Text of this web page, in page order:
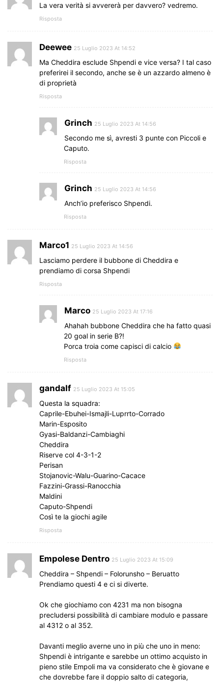
La vera verità si avvererà per davvero? vedremo.
Risposta
Deewee 25 Luglio 2023 At 14:52
Ma Cheddira esclude Shpendi e vice versa? I tal caso
preferirei il secondo, anche se è un azzardo almeno è
di proprietà
Risposta
Grinch 25 Luglio 2023 At 14:56
Secondo me sì, avresti 3 punte con Piccoli e
Caputo.
Risposta
Grinch 25 Luglio 2023 At 14:56
Anch’io preferisco Shpendi.
Risposta
Marco1 25 Luglio 2023 At 14:56
Lasciamo perdere il bubbone di Cheddira e
prendiamo di corsa Shpendi
Risposta
Marco 25 Luglio 2023 At 17:16
Ahahah bubbone Cheddira che ha fatto quasi
20 goal in serie B?!
Porca troia come capisci di calcio
Risposta
gandalf 25 Luglio 2023 At 15:05
Questa la squadra:
Caprile-Ebuhei-Ismajli-Luprrto-Corrado
Marin-Esposito
Gyasi-Baldanzi-Cambiaghi
Cheddira
Riserve col 4-3-1-2
Perisan
Stojanovic-Walu-Guarino-Cacace
Fazzini-Grassi-Ranocchia
Maldini
Caputo-Shpendi
Così te la giochi agile
Risposta
Empolese Dentro 25 Luglio 2023 At 15:09
Cheddira – Shpendi – Folorunsho – Beruatto
Prendiamo questi 4 e ci si diverte.
Ok che giochiamo con 4231 ma non bisogna
precludersi possibilità di cambiare modulo e passare
al 4312 o al 352.
Davanti meglio averne uno in più che uno in meno:
Shpendi è intrigante e sarebbe un ottimo acquisto in
pieno stile Empoli ma va considerato che è giovane e
che dovrebbe fare il doppio salto di categoria,